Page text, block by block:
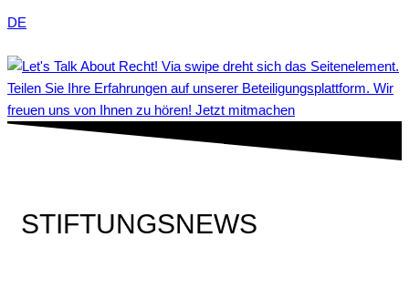
DE
Teilen Sie Ihre Erfahrungen auf unserer Beteiligungsplattform. Wir
freuen uns von Ihnen zu hören! Jetzt mitmachen
STIFTUNGSNEWS